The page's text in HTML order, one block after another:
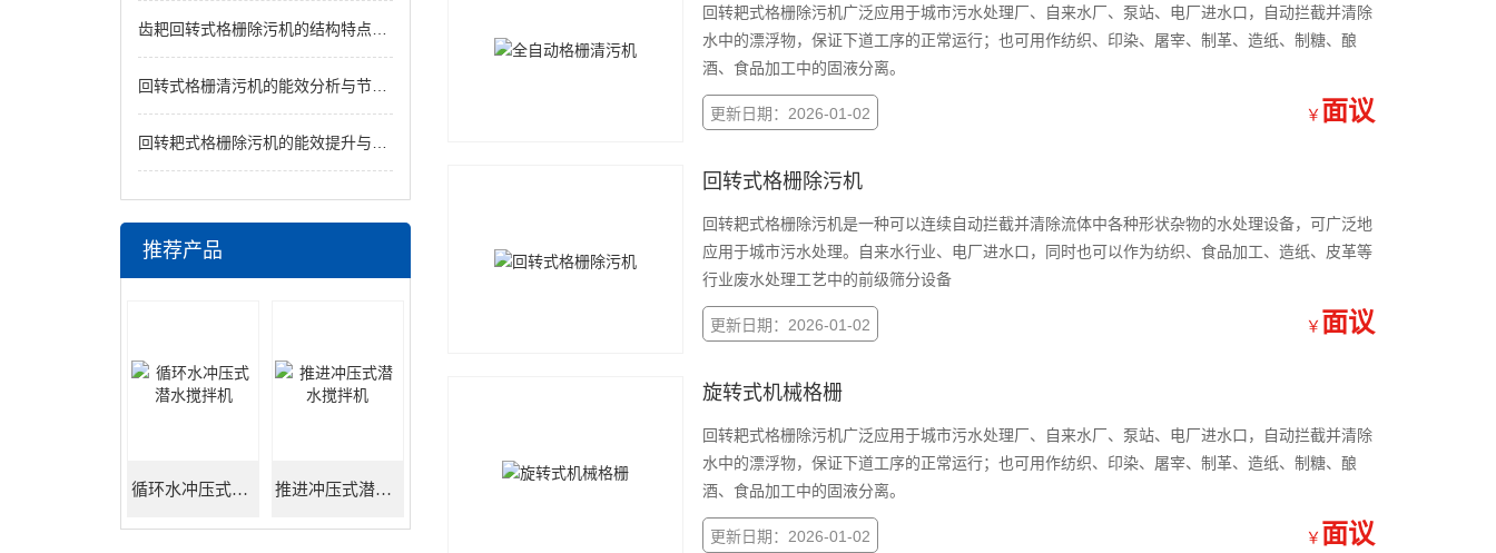
齿耙回转式格栅除污机的结构特点与维护保养说明
回转式格栅清污机的能效分析与节能措施说明
回转耙式格栅除污机的能效提升与节能设计
推荐产品
循环水冲压式潜水搅拌机 推进冲压式潜水搅拌机
回转耙式格栅除污机广泛应用于城市污水处理厂、自来水厂、泵站、电厂进水口，自动拦截并清除
水中的漂浮物，保证下道工序的正常运行；也可用作纺织、印染、屠宰、制革、造纸、制糖、酿
酒、食品加工中的固液分离。
更新日期：2026-01-02 ￥ 面议
回转式格栅除污机
回转耙式格栅除污机是一种可以连续自动拦截并清除流体中各种形状杂物的水处理设备，可广泛地
应用于城市污水处理。自来水行业、电厂进水口，同时也可以作为纺织、食品加工、造纸、皮革等
行业废水处理工艺中的前级筛分设备
更新日期：2026-01-02 ￥ 面议
旋转式机械格栅
回转耙式格栅除污机广泛应用于城市污水处理厂、自来水厂、泵站、电厂进水口，自动拦截并清除
水中的漂浮物，保证下道工序的正常运行；也可用作纺织、印染、屠宰、制革、造纸、制糖、酿
酒、食品加工中的固液分离。
更新日期：2026-01-02 ￥ 面议